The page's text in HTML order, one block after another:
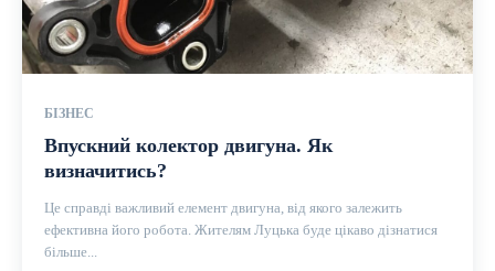
БІЗНЕС
Впускний колектор двигуна. Як
визначитись?
Це справді важливий елемент двигуна, від якого залежить
ефективна його робота. Жителям Луцька буде цікаво дізнатися
більше...